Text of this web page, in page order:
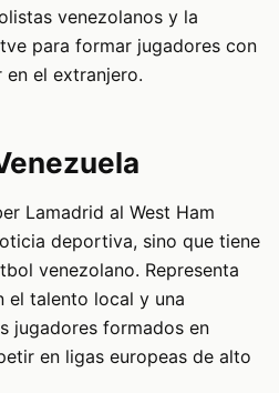
venezolanos y la
para formar jugadores con
el extranjero.
Lamadrid al West Ham
deportiva, sino que tiene
venezolano. Representa
el talento local y una
jugadores formados en
en ligas europeas de alto